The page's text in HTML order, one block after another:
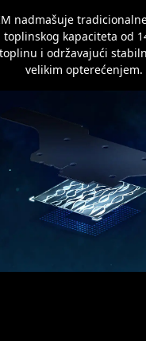
nadmašuje
toplinskog kapaciteta od
i održavajući
velikim opterećenjem.